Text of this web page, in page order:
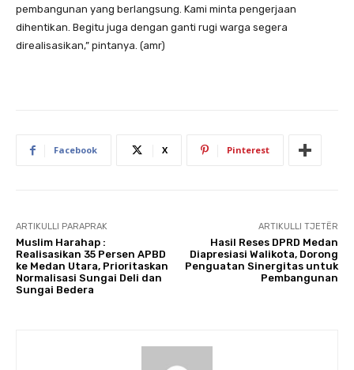
pembangunan yang berlangsung. Kami minta pengerjaan
dihentikan. Begitu juga dengan ganti rugi warga segera
direalisasikan,” pintanya. (amr)
Facebook X Pinterest
ARTIKULLI PARAPRAK
Muslim Harahap :
Realisasikan 35 Persen APBD
ke Medan Utara, Prioritaskan
Normalisasi Sungai Deli dan
Sungai Bedera
ARTIKULLI TJETËR
Hasil Reses DPRD Medan
Diapresiasi Walikota, Dorong
Penguatan Sinergitas untuk
Pembangunan